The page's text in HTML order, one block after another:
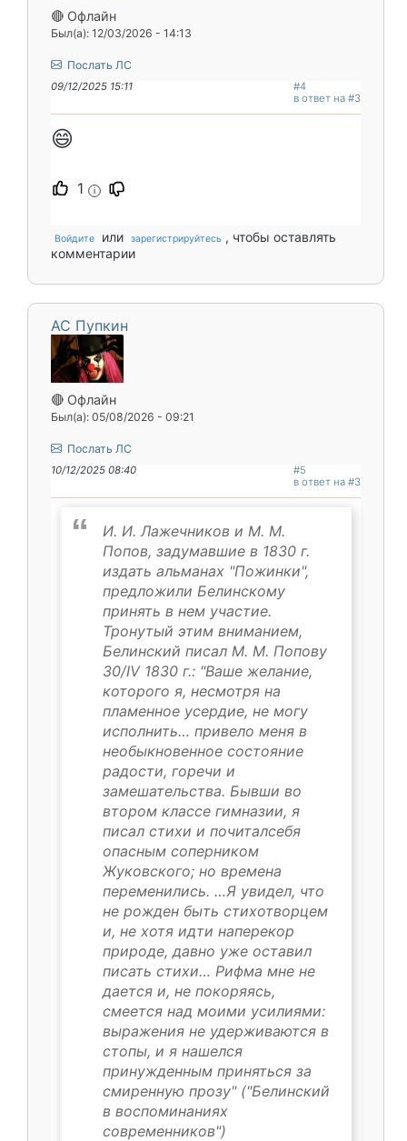
🔴 Офлайн
Был(а): 12/03/2026 - 14:13
Послать ЛС
09/12/2025 15:11
#4
в ответ на #3
😄
1 i
Войдите или зарегистрируйтесь , чтобы оставлять
комментарии
АС Пупкин
🔴 Офлайн
Был(а): 05/08/2026 - 09:21
Послать ЛС
10/12/2025 08:40
#5
в ответ на #3
И. И. Лажечников и М. М.
Попов, задумавшие в 1830 г.
издать альманах "Пожинки",
предложили Белинскому
принять в нем участие.
Тронутый этим вниманием,
Белинский писал М. М. Попову
30/IV 1830 г.: "Ваше желание,
которого я, несмотря на
пламенное усердие, не могу
исполнить… привело меня в
необыкновенное состояние
радости, горечи и
замешательства. Бывши во
втором классе гимназии, я
писал стихи и почиталсебя
опасным соперником
Жуковского; но времена
переменились. …Я увидел, что
не рожден быть стихотворцем
и, не хотя идти наперекор
природе, давно уже оставил
писать стихи… Рифма мне не
дается и, не покоряясь,
смеется над моими усилиями:
выражения не удерживаются в
стопы, и я нашелся
принужденным приняться за
смиренную прозу" ("Белинский
в воспоминаниях
современников")